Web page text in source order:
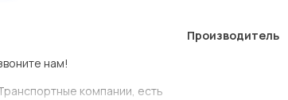
нам!
компании, есть
Производитель